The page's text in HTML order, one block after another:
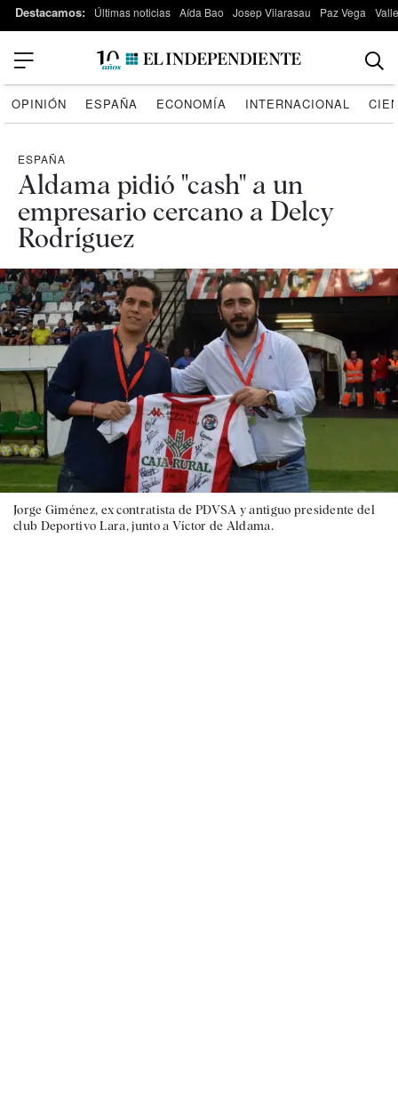
Destacamos: Últimas noticias Aída Bao Josep Vilarasau Paz Vega
OPINIÓN ESPAÑA ECONOMÍA INTERNACIONAL
ESPAÑA
Aldama pidió "cash" a un
empresario cercano a Delcy
Rodríguez
Jorge Giménez, ex contratista de PDVSA y antiguo presidente del
club Deportivo Lara, junto a Víctor de Aldama.